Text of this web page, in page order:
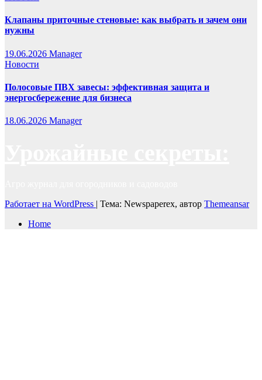
Клапаны приточные стеновые: как выбрать и зачем они
нужны
19.06.2026 Manager
Новости
Полосовые ПВХ завесы: эффективная защита и
энергосбережение для бизнеса
18.06.2026 Manager
Работает на WordPress | Тема: Newspaperex, автор Themeansar
Home